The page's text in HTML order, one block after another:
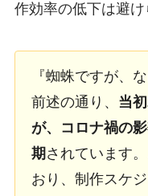
作効率の低下は避け
『蜘蛛ですが、
前述の通り、 当
が、コロナ禍の
期 されています
おり、制作スケ